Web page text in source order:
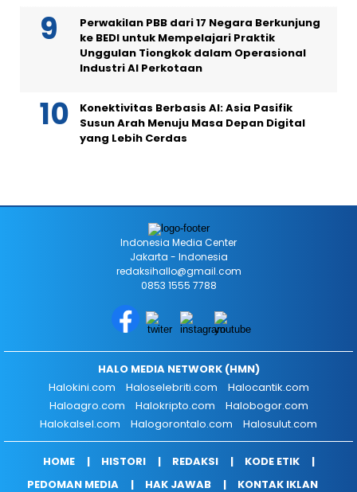
Perwakilan PBB dari 17 Negara Berkunjung
ke BEDI untuk Mempelajari Praktik
Unggulan Tiongkok dalam Operasional
Industri AI Perkotaan
Konektivitas Berbasis AI: Asia Pasifik
Susun Arah Menuju Masa Depan Digital
yang Lebih Cerdas
Indonesia Media Center
Jakarta - Indonesia
redaksihallo@gmail.com
0853 1555 7788
HALO MEDIA NETWORK (HMN)
Halokini.com
Haloselebriti.com
Halocantik.com
Haloagro.com
Halokripto.com
Halobogor.com
Halokalsel.com
Halogorontalo.com Halosulut.com
HOME HISTORI REDAKSI
KODE ETIK
PEDOMAN MEDIA
HAK JAWAB KONTAK IKLAN